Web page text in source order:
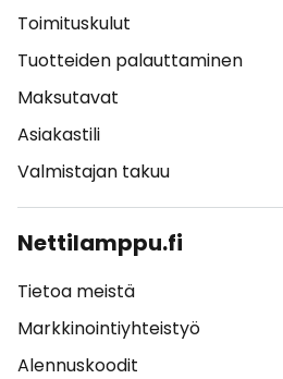
Toimituskulut
Tuotteiden palauttaminen
Maksutavat
Asiakastili
Valmistajan takuu
Nettilamppu.fi
Tietoa meistä
Markkinointiyhteistyö
Alennuskoodit